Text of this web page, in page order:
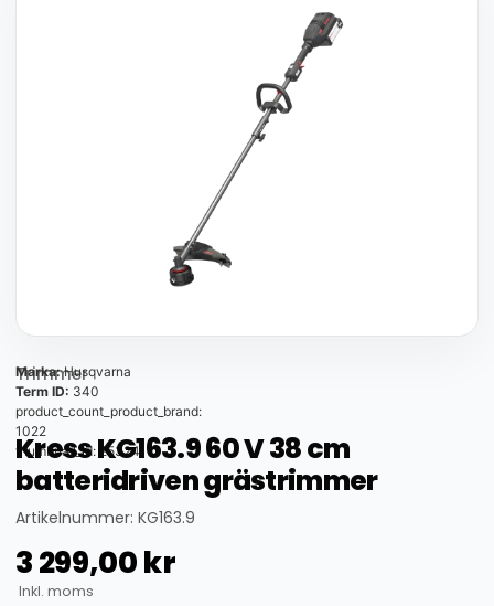
Trimmer
Marka:Husqvarna
Term ID: 340
product_count_product_brand:
1022
thumbnail_id: 25324
Kress KG163.9 60 V 38 cm
batteridriven grästrimmer
Artikelnummer: KG163.9
3 299,00kr
Inkl. moms